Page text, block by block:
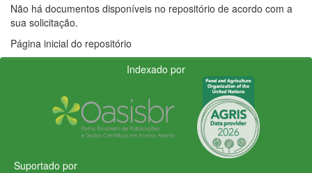
Não há documentos disponíveis no repositório de acordo com a
sua solicitação.
Página inicial do repositório
Indexado por
Suportado por